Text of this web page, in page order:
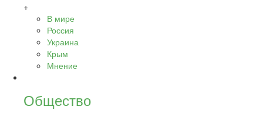
+
В мире
Россия
Украина
Крым
Мнение
Общество